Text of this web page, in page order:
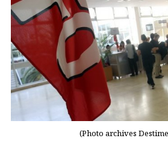
(Photo archives